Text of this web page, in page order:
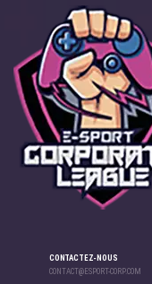
CONTACTEZ-NOUS
CONTACT@ESPORT-CORP.COM